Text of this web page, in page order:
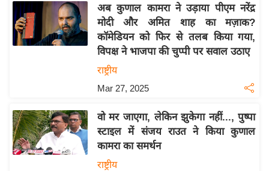
के
ट
I
0
2
6
क्रा
अब कुणाल कामरा ने उड़ाया पीएम नरेंद्र
मोदी और अमित शाह का मज़ाक?
कॉमेडियन को फिर से तलब किया गया,
विपक्ष ने भाजपा की चुप्पी पर सवाल उठाए
राष्ट्रीय
Mar 27, 2025
वो मर जाएगा, लेकिन झुकेगा नहीं..., पुष्पा
स्टाइल में संजय राउत ने किया कुणाल
कामरा का समर्थन
राष्ट्रीय